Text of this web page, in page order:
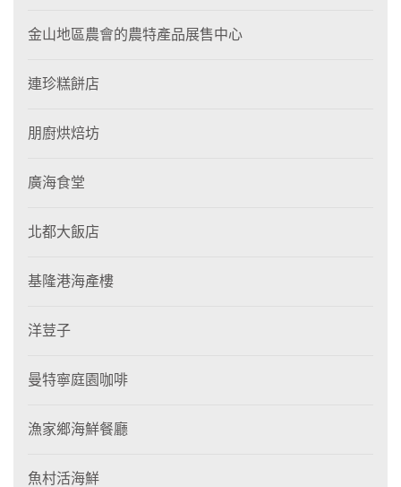
金山地區農會的農特產品展售中心
連珍糕餅店
朋廚烘焙坊
廣海食堂
北都大飯店
基隆港海產樓
洋荳子
曼特寧庭園咖啡
漁家鄉海鮮餐廳
魚村活海鮮